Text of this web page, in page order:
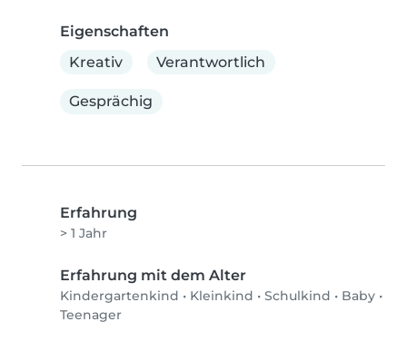
Eigenschaften
Kreativ
Verantwortlich
Gesprächig
Erfahrung
> 1 Jahr
Erfahrung mit dem Alter
Kindergartenkind • Kleinkind • Schulkind • Baby •
Teenager